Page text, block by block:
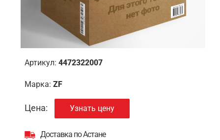
Артикул: 4472322007
Марка: ZF
Цена: Узнать цену
Доставка по Астане